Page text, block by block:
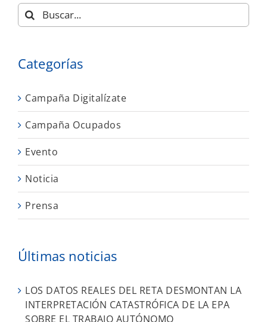
Buscar:
Categorías
Campaña Digitalízate
Campaña Ocupados
Evento
Noticia
Prensa
Últimas noticias
LOS DATOS REALES DEL RETA DESMONTAN LA
INTERPRETACIÓN CATASTRÓFICA DE LA EPA
SOBRE EL TRABAJO AUTÓNOMO